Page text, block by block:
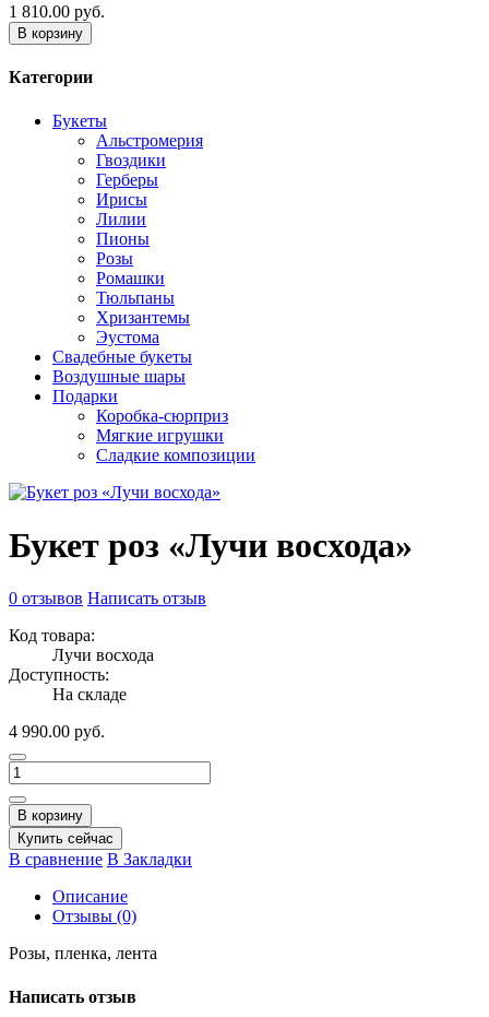
1 810.00 руб.
В корзину
Категории
Букеты
Альстромерия
Гвоздики
Герберы
Ирисы
Лилии
Пионы
Розы
Ромашки
Тюльпаны
Хризантемы
Эустома
Свадебные букеты
Воздушные шары
Подарки
Коробка-сюрприз
Мягкие игрушки
Сладкие композиции
Букет роз «Лучи восхода»
0 отзывов Написать отзыв
Код товара:
Лучи восхода
Доступность:
На складе
4 990.00 руб.
В корзину
Купить сейчас
В сравнение В Закладки
Описание
Отзывы (0)
Розы, пленка, лента
Написать отзыв